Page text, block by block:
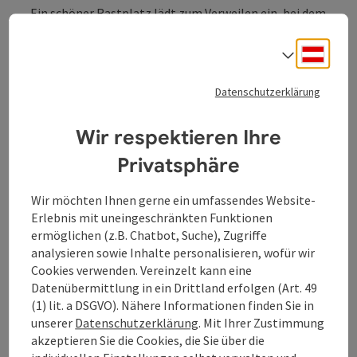
Ein schöner Rastplatz lädt zum Verweilen ein, bei dem
Öffnungszeiten
Anreise/Lage
Preise
Eignung
Datenschutzerklärung
Wir respektieren Ihre
Privatsphäre
Wir möchten Ihnen gerne ein umfassendes Website-
Erlebnis mit uneingeschränkten Funktionen
ermöglichen (z.B. Chatbot, Suche), Zugriffe
analysieren sowie Inhalte personalisieren, wofür wir
Cookies verwenden. Vereinzelt kann eine
Datenübermittlung in ein Drittland erfolgen (Art. 49
(1) lit. a DSGVO). Nähere Informationen finden Sie in
unserer Datenschutzerklärung. Mit Ihrer Zustimmung
akzeptieren Sie die Cookies, die Sie über die